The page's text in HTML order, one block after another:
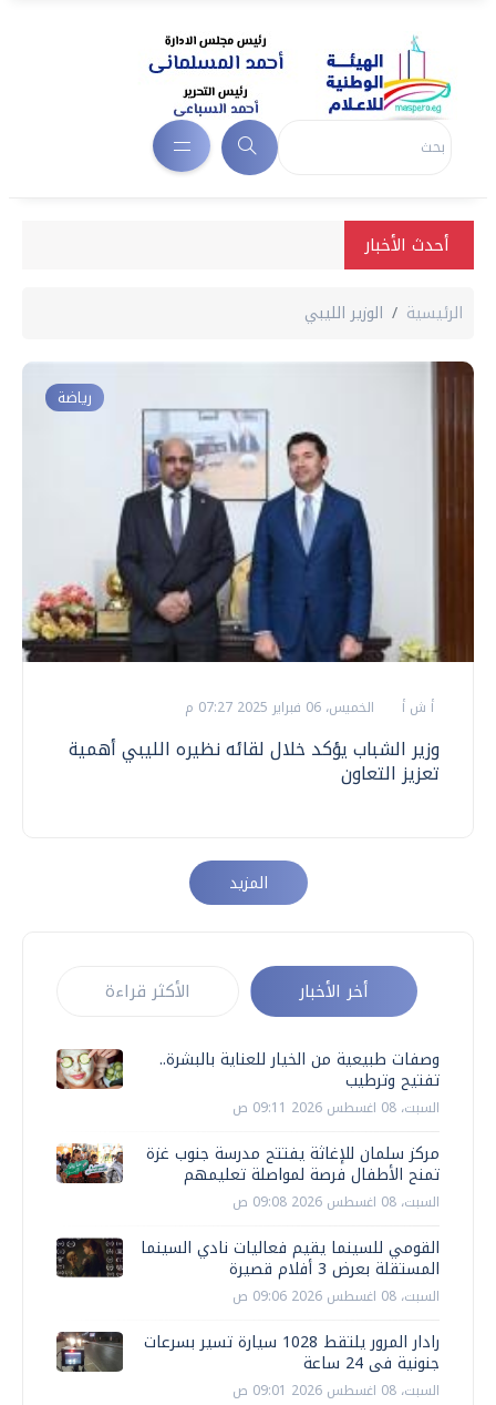
أحدث الأخبار
الرئيسية الوزير الليبي
رياضة
أ ش أ الخميس، 06 فبراير 2025 07:27 م
وزير الشباب يؤكد خلال لقائه نظيره الليبي أهمية
تعزيز التعاون
المزيد
أخر الأخبار الأكثر قراءة
وصفات طبيعية من الخيار للعناية بالبشرة..
تفتيح وترطيب
السبت، 08 اغسطس 2026 09:11 ص
مركز سلمان للإغاثة يفتتح مدرسة جنوب غزة
تمنح الأطفال فرصة لمواصلة تعليمهم
السبت، 08 اغسطس 2026 09:08 ص
القومي للسينما يقيم فعاليات نادي السينما
المستقلة بعرض 3 أفلام قصيرة
السبت، 08 اغسطس 2026 09:06 ص
رادار المرور يلتقط 1028 سيارة تسير بسرعات
جنونية فى 24 ساعة
السبت، 08 اغسطس 2026 09:01 ص